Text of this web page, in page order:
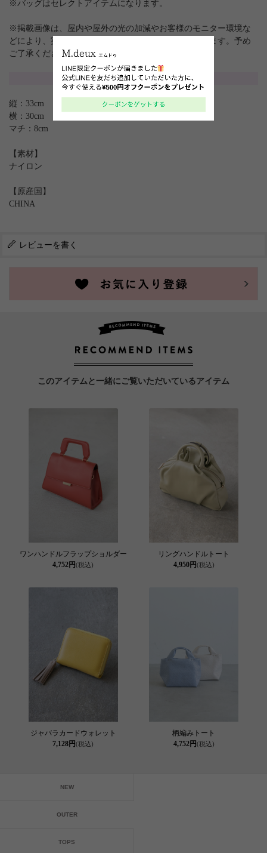
※バッグはセレクトアイテムになります。
※掲載画像は、屋内や屋外の光の加減やお客様のモニター環境な
どにより、実際の色味と異なって見える場合がございます。予め
ご了承ください。
サイズ
縦：33cm
横：30cm
マチ：8cm
【素材】
ナイロン
【原産国】
CHINA
レビューを書く
このアイテムと一緒にご覧いただいているアイテム
ワンハンドルフラップショルダー
4,752円(税込)
リングハンドルトート
4,950円(税込)
ジャバラカードウォレット
7,128円(税込)
柄編みトート
4,752円(税込)
NEW
OUTER
TOPS